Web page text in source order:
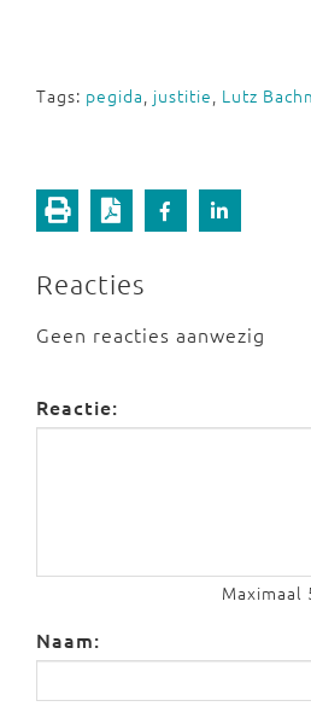
Tags: pegida, justitie, Lutz
Reacties
Geen reacties aanwezig
Reactie:
Maximaal
Naam: